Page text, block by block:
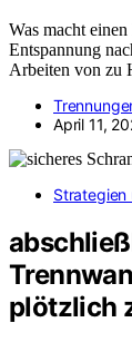
Was macht
Entspannung
Arbeiten von zu
April 11,
Strategien
plötzlich